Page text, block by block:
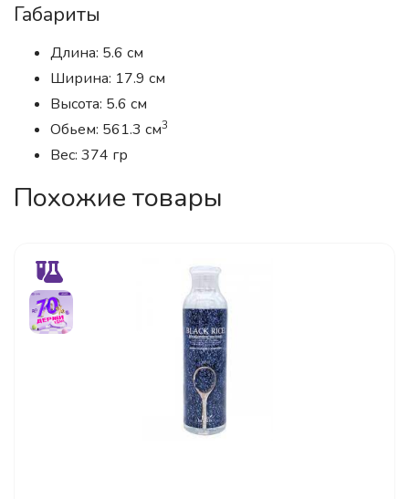
Габариты
Длина: 5.6 см
Ширина: 17.9 см
Высота: 5.6 см
Обьем: 561.3 см3
Вес: 374 гр
Похожие товары